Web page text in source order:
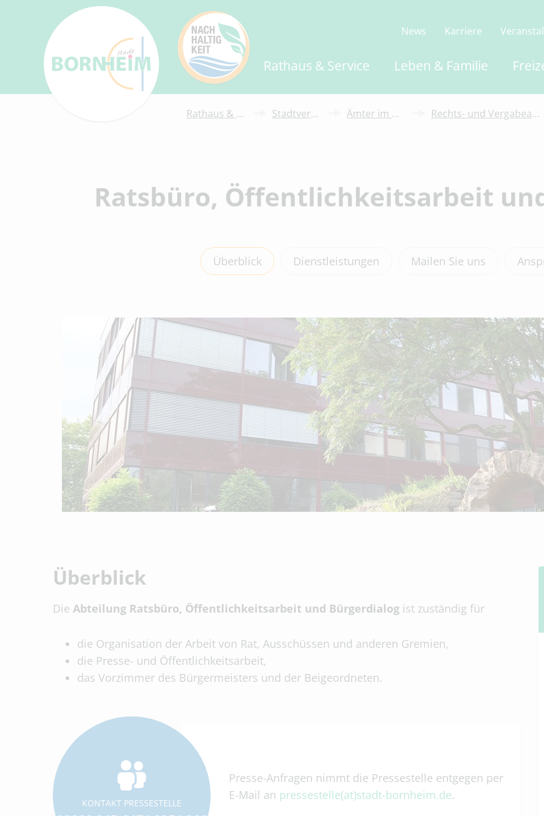
Rathaus & Service Leben & Familie
News Karriere
Rathaus & Service Stadtverwaltung Ämter im Überblick Rechts- und Vergabeamt, Ratsbüro
Ratsbüro, Öffentlichkeitsarbeit
Amt für Finanzen
Konzernrechnungswesen und
Standesamt
Feuerschutz
Ordnungswesen
Bußgeldstelle
Gewerbemeldestelle
Amt für Kinder, Jugend & Familien
Verwaltung (Kinder- und
Kinder- und Jugendhilfe
Jugendförderung
Stabstelle Inklusive Jugendhilfe
Amt für Soziales, Wohnen und
Finanzhilfen Soziales
Gebäudewirtschaft
Stadtplanungs- und
Stadtplanung
Rechnungsprüfungsamt
Volkshochschule (VHS)
Personal- und Organisationsamt
Ratsbüro, Öffentlichkeitsarbeit
Überblick Dienstleistungen Mailen Sie uns
Überblick
Die Abteilung Ratsbüro, Öffentlichkeitsarbeit und Bürgerdialog ist zuständig für
die Organisation der Arbeit von Rat, Ausschüssen und anderen Gremien,
die Presse- und Öffentlichkeitsarbeit,
das Vorzimmer des Bürgermeisters und der Beigeordneten.
KONTAKT PRESSESTELLE
Presse-Anfragen nimmt die Pressestelle entgegen per
E-Mail an pressestelle(at)stadt-bornheim.de.